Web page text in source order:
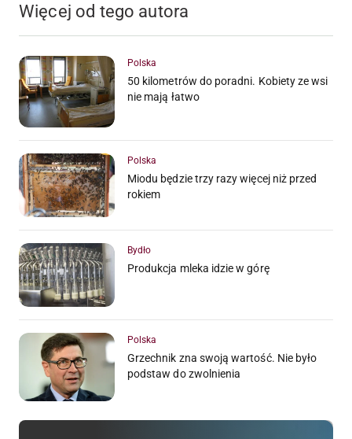
Więcej od tego autora
Polska
50 kilometrów do poradni. Kobiety ze wsi
nie mają łatwo
Polska
Miodu będzie trzy razy więcej niż przed
rokiem
Bydło
Produkcja mleka idzie w górę
Polska
Grzechnik zna swoją wartość. Nie było
podstaw do zwolnienia